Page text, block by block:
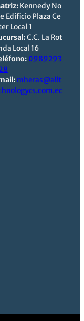
Kennedy No
Edificio Plaza Ce
Local 1
C.C. La Rot
Local 16
0989293
mheras@allt